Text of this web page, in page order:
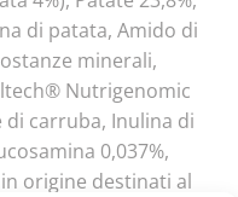
di patata, Amido di
minerali,
Nutrigenomic
di carruba, Inulina di
0,037%,
origine destinati al